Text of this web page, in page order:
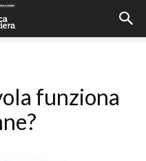
funziona